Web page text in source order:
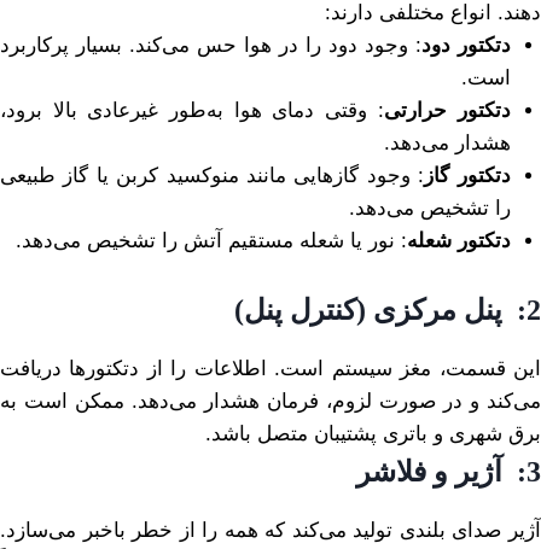
دهند. انواع مختلفی دارند:
دتکتور دود: وجود دود را در هوا حس می‌کند. بسیار پرکاربرد
است.
دتکتور حرارتی: وقتی دمای هوا به‌طور غیرعادی بالا برود،
هشدار می‌دهد.
دتکتور گاز : وجود گازهایی مانند منوکسید کربن یا گاز طبیعی
را تشخیص می‌دهد.
دتکتور شعله: نور یا شعله مستقیم آتش را تشخیص می‌دهد.
2: پنل مرکزی (کنترل پنل)
این قسمت، مغز سیستم است. اطلاعات را از دتکتورها دریافت
می‌کند و در صورت لزوم، فرمان هشدار می‌دهد. ممکن است به
برق شهری و باتری پشتیبان متصل باشد.
3: آژیر و فلاشر
آژیر صدای بلندی تولید می‌کند که همه را از خطر باخبر می‌سازد.